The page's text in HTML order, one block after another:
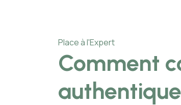
Place à l'Expert
Comment